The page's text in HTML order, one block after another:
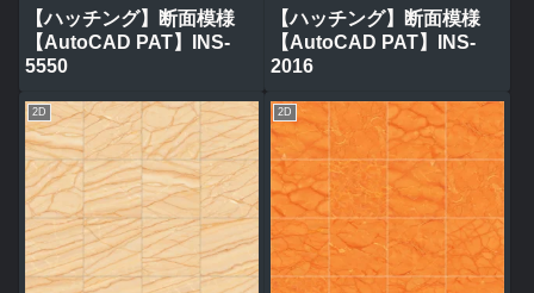
【ハッチング】断面模様
【AutoCAD PAT】INS-
5550
【ハッチング】断面模様
【AutoCAD PAT】INS-
2016
2D 2D